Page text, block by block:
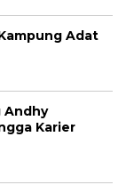
Adat
Andhy
Karier